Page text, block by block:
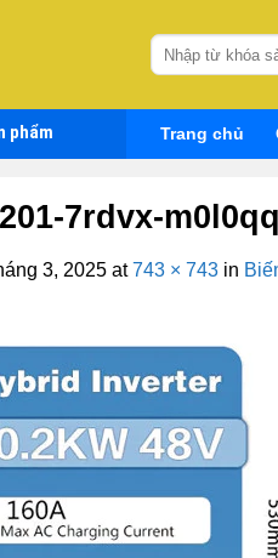
Tìm
kiếm:
phẩm Trang chủ
7rdvx-
3, 2025 at743 × 743 in